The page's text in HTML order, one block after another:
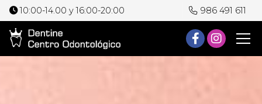
10:00-14.00 y 16:00-20:00 986 491 611